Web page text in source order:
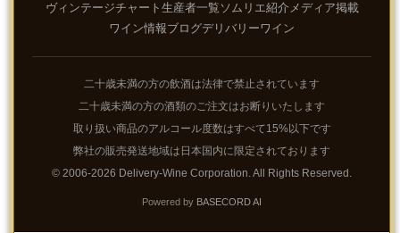
ヴィンテージチャート 生産者一覧 ソムリエ紹介 メディア掲載
ワイン情報ブログデリバリーワイン
二十歳未満の方の飲酒は法律で禁止されています
二十歳未満の方の酒類のご注文はお断りいたします
取り扱い商品のアルコール度数はすべて15%以下です
弊社の販売発送地域は日本国内に限定されております
© 2006-2026 Delivery-Wine Corporation. All Rights Reserved.
Powered by BASECORD AI